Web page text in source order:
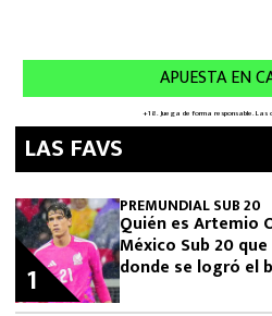
LAS FAVS
PREMUNDIAL SUB 20
Quién es Artemio
México Sub 20
donde se logró el
1